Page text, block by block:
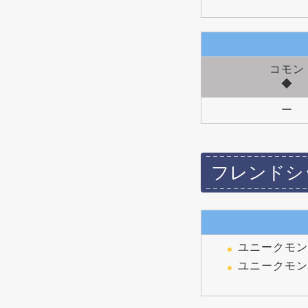
コモン
◆
ー
フレンド
ユニークモ
ユニークモ